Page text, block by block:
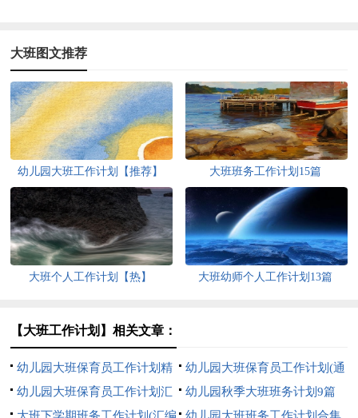
大班图文推荐
幼儿园大班工作计划【推荐】 大班班务工作计划15篇
大班个人工作计划【热】 大班幼师个人工作计划13篇
【大班工作计划】相关文章：
幼儿园大班保育员工作计划精
选15篇
幼儿园大班保育员工作计划(通
用15篇)
幼儿园大班保育员工作计划汇
幼儿园秋季大班班务计划9篇